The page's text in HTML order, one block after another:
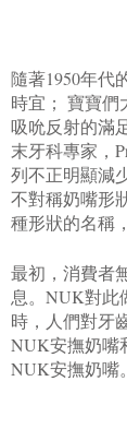
隨著1950年代
時宜； 寶寶們
吸吮反射的滿
末牙科專家，
列不正明顯減
不對稱奶嘴形
種形狀的名稱
最初，消費者
息。NUK對此
時，人們對牙
NUK安撫奶嘴
NUK安撫奶嘴